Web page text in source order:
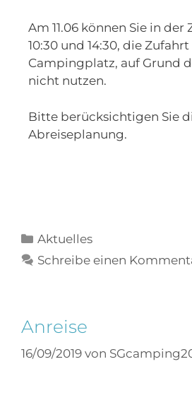
Am 11.06 können Sie in der
10:30 und 14:30, die
Campingplatz, auf Grund
nicht nutzen.
Bitte berücksichtigen Sie
Abreiseplanung.
Aktuelles
Schreibe einen
Anreise
16/09/2019 von